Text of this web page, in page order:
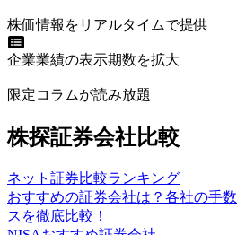
株価情報をリアルタイムで提供
企業業績の表示期数を拡大
限定コラムが読み放題
株探証券会社比較
ネット証券比較ランキング
おすすめの証券会社は？各社の手
スを徹底比較！